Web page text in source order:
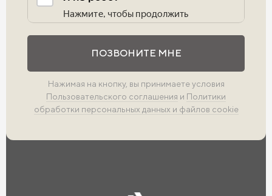
ПОЗВОНИТЕ МНЕ
Нажимая на кнопку, вы принимаете условия
Пользовательского соглашения и Политики
обработки персональных данных и файлов cookie